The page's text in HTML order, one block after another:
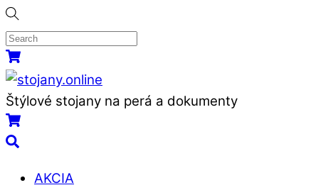
Skip
to
content
MenuKošík
Štýlové stojany na perá a dokumenty
Košík
Search
AKCIA